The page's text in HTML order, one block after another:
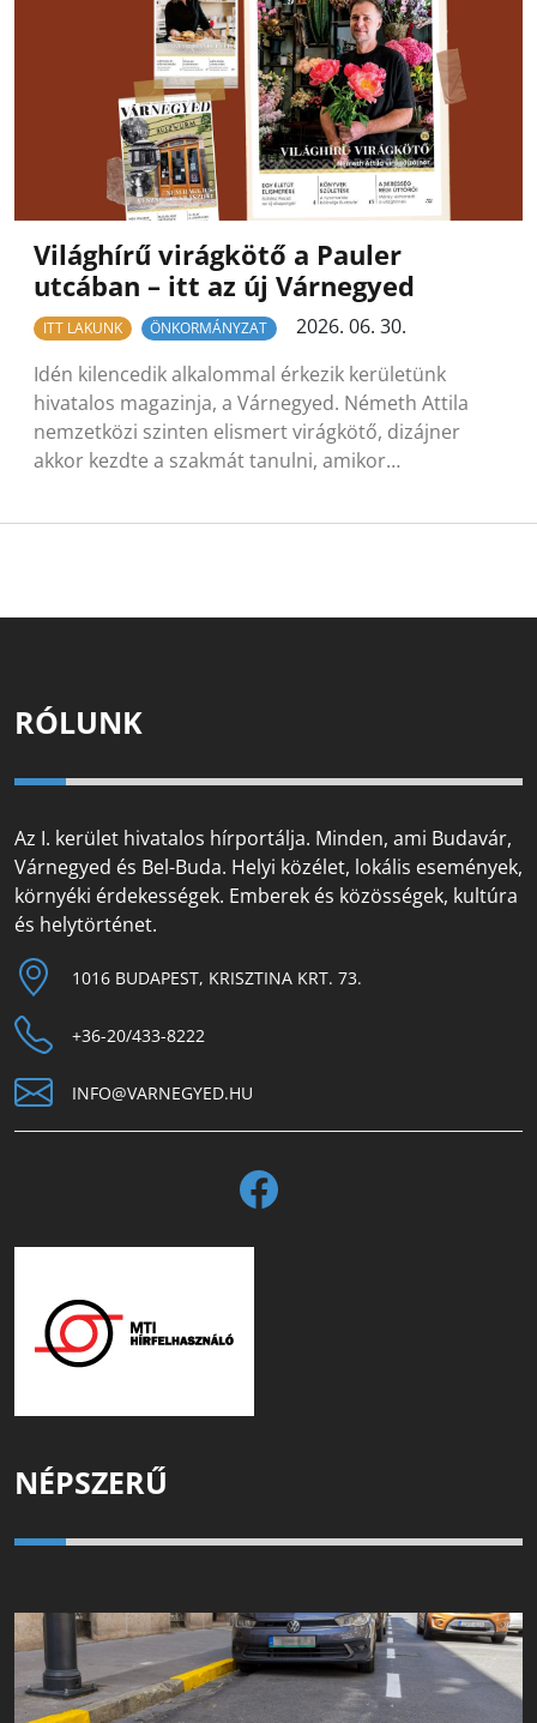
Világhírű virágkötő a Pauler
utcában – itt az új Várnegyed
ITT LAKUNK ÖNKORMÁNYZAT
2026. 06. 30.
Idén kilencedik alkalommal érkezik kerületünk
hivatalos magazinja, a Várnegyed. Németh Attila
nemzetközi szinten elismert virágkötő, dizájner
akkor kezdte a szakmát tanulni, amikor…
RÓLUNK
Az I. kerület hivatalos hírportálja. Minden, ami Budavár,
Várnegyed és Bel-Buda. Helyi közélet, lokális események,
környéki érdekességek. Emberek és közösségek, kultúra
és helytörténet.
1016 BUDAPEST, KRISZTINA KRT. 73.
+36-20/433-8222
INFO@VARNEGYED.HU
NÉPSZERŰ